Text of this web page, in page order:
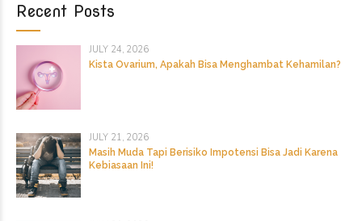
Recent Posts
JULY 24, 2026
Kista Ovarium, Apakah Bisa Menghambat Kehamilan?
JULY 21, 2026
Masih Muda Tapi Berisiko Impotensi Bisa Jadi Karena
Kebiasaan Ini!